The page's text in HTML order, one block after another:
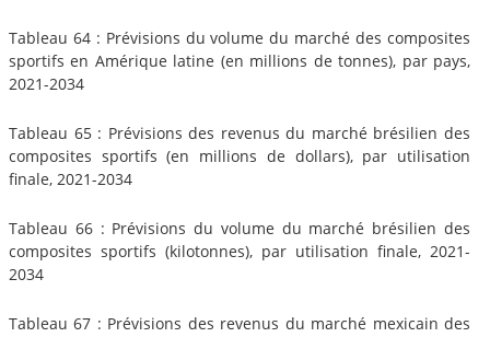
Tableau 64 : Prévisions du volume du marché des composites
sportifs en Amérique latine (en millions de tonnes), par pays,
2021-2034
Tableau 65 : Prévisions des revenus du marché brésilien des
composites sportifs (en millions de dollars), par utilisation
finale, 2021-2034
Tableau 66 : Prévisions du volume du marché brésilien des
composites sportifs (kilotonnes), par utilisation finale, 2021-
2034
Tableau 67 : Prévisions des revenus du marché mexicain des